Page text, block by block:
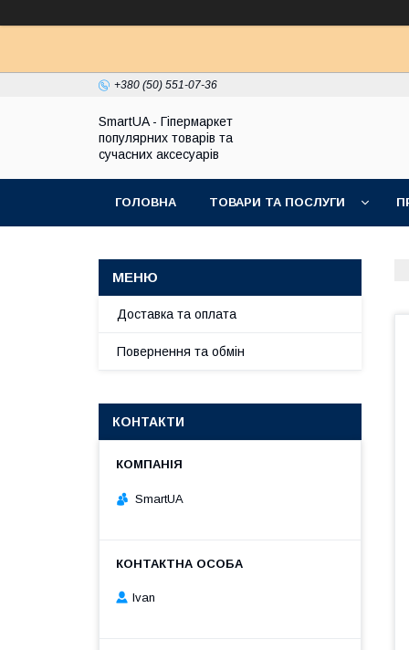
+380 (50) 551-07-36
SmartUA - Гіпермаркет
популярних товарів та
сучасних аксесуарів
ГОЛОВНА ТОВАРИ ТА ПОСЛУГИ
Доставка та оплата
Повернення та обмін
КОНТАКТИ
SmartUA
Ivan